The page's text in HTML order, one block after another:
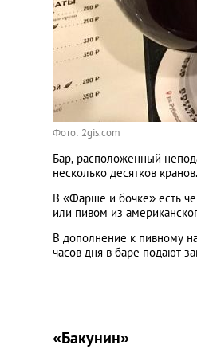
Фото: 2gis.com
Бар, расположенный
несколько десятков кранов.
В «Фарше и бочке» есть
или пивом из
В дополнение к пивному
часов дня в баре подают
«Бакунин»